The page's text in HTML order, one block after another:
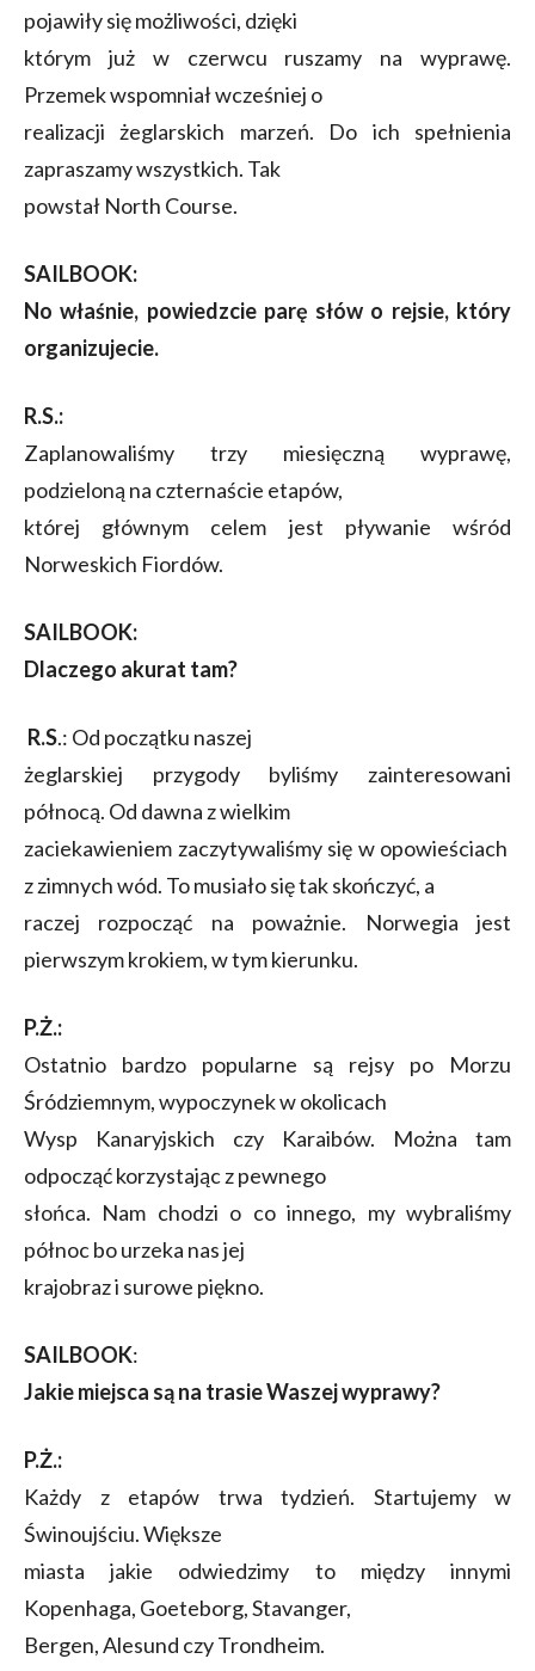
pojawiły się możliwości, dzięki
którym już w czerwcu ruszamy na wyprawę.
Przemek wspomniał wcześniej o
realizacji żeglarskich marzeń. Do ich spełnienia
zapraszamy wszystkich. Tak
powstał North Course.
SAILBOOK:
No właśnie, powiedzcie parę słów o rejsie, który
organizujecie.
R.S.:
Zaplanowaliśmy trzy miesięczną wyprawę,
podzieloną na czternaście etapów,
której głównym celem jest pływanie wśród
Norweskich Fiordów.
SAILBOOK:
Dlaczego akurat tam?
R.S.: Od początku naszej
żeglarskiej przygody byliśmy zainteresowani
północą. Od dawna z wielkim
zaciekawieniem zaczytywaliśmy się w opowieściach
z zimnych wód. To musiało się tak skończyć, a
raczej rozpocząć na poważnie. Norwegia jest
pierwszym krokiem, w tym kierunku.
P.Ż.:
Ostatnio bardzo popularne są rejsy po Morzu
Śródziemnym, wypoczynek w okolicach
Wysp Kanaryjskich czy Karaibów. Można tam
odpocząć korzystając z pewnego
słońca. Nam chodzi o co innego, my wybraliśmy
północ bo urzeka nas jej
krajobraz i surowe piękno.
SAILBOOK:
Jakie miejsca są na trasie Waszej wyprawy?
P.Ż.:
Każdy z etapów trwa tydzień. Startujemy w
Świnoujściu. Większe
miasta jakie odwiedzimy to między innymi
Kopenhaga, Goeteborg, Stavanger,
Bergen, Alesund czy Trondheim.